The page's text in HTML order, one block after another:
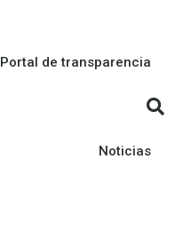
Portal de transparencia
Noticias